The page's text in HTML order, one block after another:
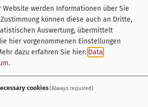
Website werden Informationen über Sie
können diese auch an Dritte,
Auswertung, übermittelt
hier vorgenommenen Einstellungen
dazu erfahren Sie hier: Data
.
cookies(Always required)